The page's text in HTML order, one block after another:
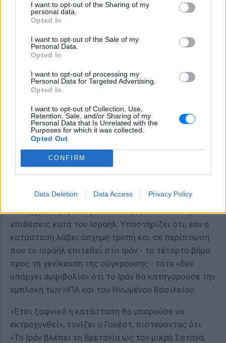
I want to opt-out of the Sharing of my
personal data.
Opted In
I want to opt-out of the Sale of my
Personal Data.
Opted In
I want to opt-out of processing my
Personal Data for Targeted Advertising.
Opted In
I want to opt-out of Collection, Use,
Retention, Sale, and/or Sharing of my
Personal Data that Is Unrelated with the
Purposes for which it was collected.
Opted Out
CONFIRM
Data Deletion Data Access Privacy Policy
Γουέστ, εξηγώντας ότι αυτό θα ήταν ένα μέσο για
τον Πούτιν να μείνει μακριά από τις εχθροπραξίες.
Ο ίδιος πιστεύει ότι για τον Πούτιν, ο πόλεμος
Ισραήλ-Χαμάς είναι «φανταστικός» «επειδή έχει
κοινότητας μακριά από τις εχθροπραξίες Ρωσίας -
Ουκρανίας». «Οπότε όσο περισσότερο η κοινή
τόσο πιο ευτυχισμένος θα είναι ο Ρώσος
πρόεδρος», εξηγεί ο Λόρδος Γουέστ.
Πόλεμος με το Ιράν
Για τον Βρετανό ναύαρχο εν αποστρατεία, το Ιράν θα
ικανότητά του «εμπνέοντας» την τρομοκρατία σε
άλλες χώρες προκειμένου να προβούν σε νέες
επιθέσεις κατά του Ισραήλ. Υποστηρίζει ότι, εάν η
κατάσταση λάβει άσχημη τροπή και σε περίπτωση
που το Ισραήλ επιτεθεί στο Ιράν - το τέταρτο βήμα
προς τη γενίκευση της σύγκρουσης - τότε «δεν
υπάρχει αμφιβολία» ότι το Ιράν θα κατηγορούσε την
εμπλοκή των ΗΠΑ και του Ηνωμένου Βασιλείου.
«Έτσι ξαφνικά η κατάσταση θα μπορούσε να
εκτραχυνθεί», τονίζει ο Γουέστ, πιστεύοντας ότι
«Το Ιράν βλέπει τη Βρετανία ως τον μικρό Σατανά,